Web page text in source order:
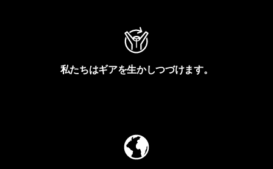
私たちはギアを生かしつづけます。